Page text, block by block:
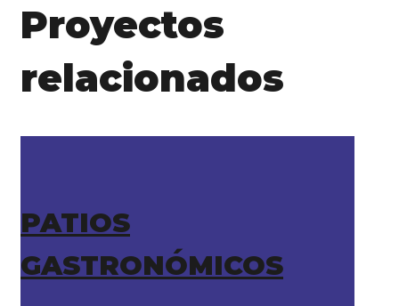
Proyectos
relacionados
PATIOS
GASTRONÓMICOS